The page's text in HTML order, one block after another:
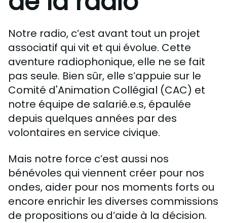
Nous Soutenir / Adhérer
J'adhère
Je fais un don
Exprime ton soutien
Nous Contacter
La newsletter
Notre radio, c’est avant tout un projet
associatif qui vit et qui évolue. Cette
aventure radiophonique, elle ne se fait
pas seule. Bien sûr, elle s’appuie sur le
Comité d'Animation Collégial (CAC) et
notre équipe de salarié.e.s, épaulée
depuis quelques années par des
volontaires en service civique.
Mais notre force c’est aussi nos
bénévoles qui viennent créer pour nos
ondes, aider pour nos moments forts ou
encore enrichir les diverses commissions
de propositions ou d’aide à la décision.